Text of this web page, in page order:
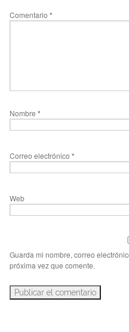
Comentario *
Nombre *
Correo electrónico *
Web
Guarda mi nombre, correo
próxima vez que comente.